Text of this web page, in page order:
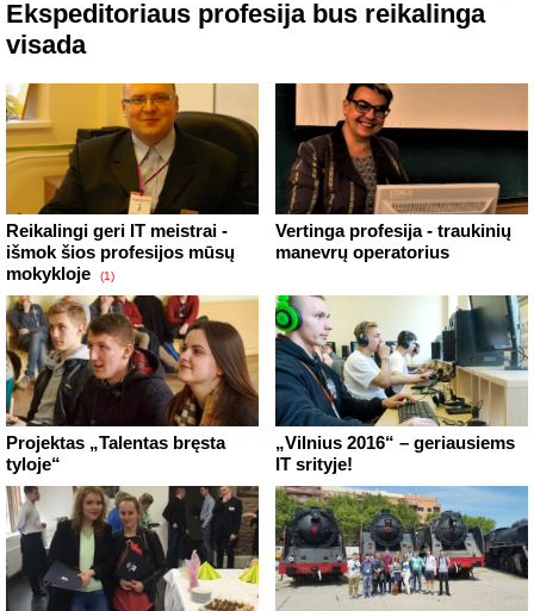
Ekspeditoriaus profesija bus reikalinga
visada
Reikalingi geri IT meistrai -
išmok šios profesijos mūsų
mokykloje
(1)
Vertinga profesija - traukinių
manevrų operatorius
Projektas „Talentas bręsta
tyloje“
„Vilnius 2016“ – geriausiems
IT srityje!